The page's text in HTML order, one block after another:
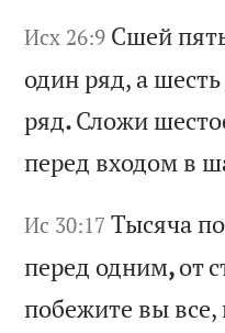
Исх 26:9 Сшей пят
одинряд, а шесть
ряд.Сложи шест
перед входом в
Ис 30:17 Тысяча п
перед одним,отс
побежите вы все,